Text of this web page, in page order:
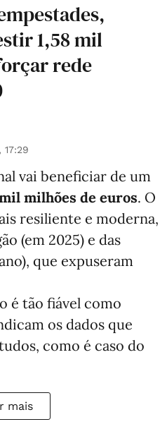
1,58 mil
rede
17:29
vai beneficiar de um
milhões de euros. O
resiliente e moderna,
(em 2025) e das
que expuseram
é tão fiável como
os dados que
como é caso do
mais